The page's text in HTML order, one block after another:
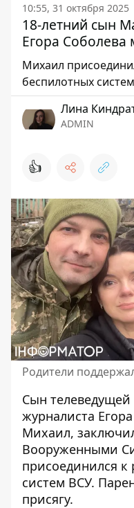
10:55, 31 октября 2025
18-летний сын
Егора Соболева
Михаил
беспилотных систем
Лина
ADMIN
👍
Родители
Сын
журналиста
Михаил,
Вооруженными
присоединился
систем ВСУ.
присягу.